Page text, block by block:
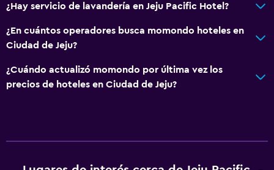
Tetera
Nevera
Servicios básicos
Wifi gratis
Calefacción
Aire acondicionado
¿Hay servicio de lavandería en Jeju Pacific Hotel?
¿En cuántos operadores busca momondo hoteles en
Ciudad de Jeju?
¿Cuándo actualizó momondo por última vez los
precios de hoteles en Ciudad de Jeju?